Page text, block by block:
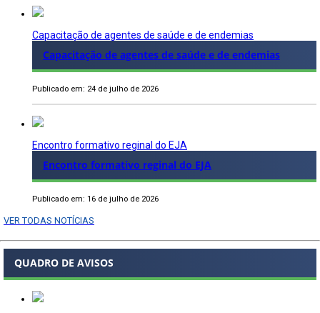
Capacitação de agentes de saúde e de endemias
Capacitação de agentes de saúde e de endemias
Publicado em: 24 de julho de 2026
Encontro formativo reginal do EJA
Encontro formativo reginal do EJA
Publicado em: 16 de julho de 2026
VER TODAS NOTÍCIAS
QUADRO DE AVISOS